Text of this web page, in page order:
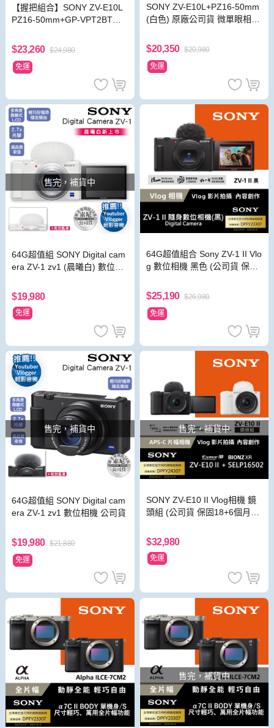
【握把組合】SONY ZV-E10L
PZ16-50mm+GP-VPT2BT握
gger機皇
$23,260 $24,980
免運
SONY ZV-E10L+PZ16-50mm
(白色) 原廠公司貨 微單眼相機
$20,350 $20,980
免運
售完，補貨中
64G超值組 SONY Digital cam
era ZV-1 zv1 (晨曦白) 數位相
$19,980
免運
64G超值組合 Sony ZV-1 II Vlo
g 數位相機 黑色 (公司貨 保固
$25,190 $26,980
免運
售完，補貨中
64G超值組 SONY Digital cam
era ZV-1 zv1 數位相機 公司貨
$19,980 $21,880
免運
售完，補貨中
SONY ZV-E10 II Vlog相機 鏡
頭組 (公司貨 保固18+6個月) -
$32,980
免運
售完，補貨中